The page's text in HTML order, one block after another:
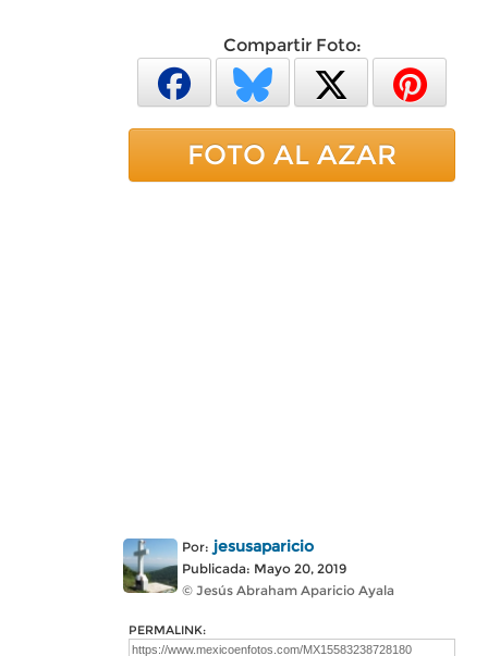
Compartir Foto:
FOTO AL AZAR
Por: jesusaparicio
Publicada: Mayo 20, 2019
© Jesús Abraham Aparicio Ayala
PERMALINK: